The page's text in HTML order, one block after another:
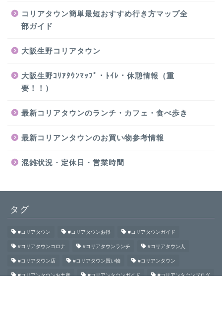
コリアタウン簡単最短おすすめ行き方マップ全
部ガイド
大阪生野コリアタウン
大阪生野ｺﾘｱﾀｳﾝﾏｯﾌﾟ・ﾄｲﾚ・休憩情報（重
要！！）
最新コリアタウンのランチ・カフェ・食べ歩き
最新コリアンタウンのお買い物参考情報
混雑状況・定休日・営業時間
タグ
#コリアタウン #コリアタウンお得 #コリアタウンガイド
#コリアタウンコロナ #コリアタウンランチ #コリアタウン人
#コリアタウン店 #コリアタウン買い物 #コリアンタウン
#コリアンタウンお土産 #コリアンタウンガイド #コリアンタウンブログ